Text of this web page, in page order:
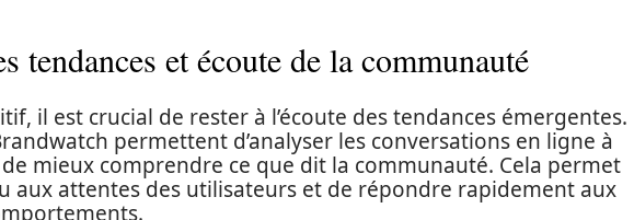
tendances et écoute de la communauté
il est crucial de rester à l’écoute des tendances émergentes.
permettent d’analyser les conversations en ligne à
mieux comprendre ce que dit la communauté. Cela permet
aux attentes des utilisateurs et de répondre rapidement aux